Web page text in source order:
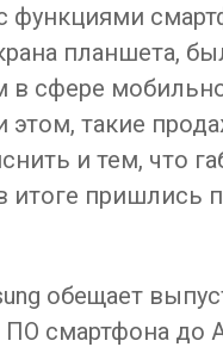
функциями
планшета,
в сфере
этом, такие
и тем, что
итоге пришлись
обещает
смартфона до